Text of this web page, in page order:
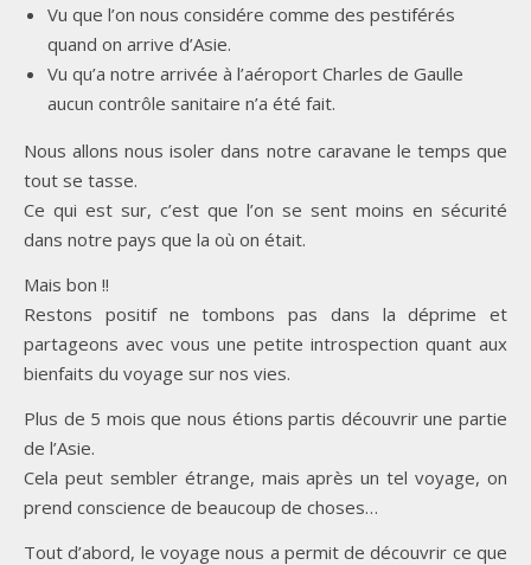
Vu que l’on nous considére comme des pestiférés
quand on arrive d’Asie.
Vu qu’a notre arrivée à l’aéroport Charles de Gaulle
aucun contrôle sanitaire n’a été fait.
Nous allons nous isoler dans notre caravane le temps que
tout se tasse.
Ce qui est sur, c’est que l’on se sent moins en sécurité
dans notre pays que la où on était.
Mais bon !!
Restons positif ne tombons pas dans la déprime et
partageons avec vous une petite introspection quant aux
bienfaits du voyage sur nos vies.
Plus de 5 mois que nous étions partis découvrir une partie
de l’Asie.
Cela peut sembler étrange, mais après un tel voyage, on
prend conscience de beaucoup de choses…
Tout d’abord, le voyage nous a permit de découvrir ce que